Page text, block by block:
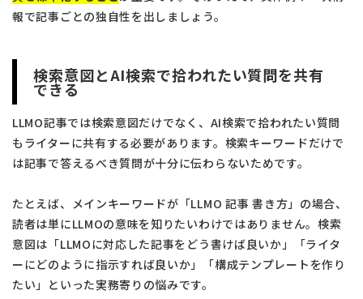
報で記事ごとの独自性を出しましょう。
検索意図とAI検索で拾われたい質問を共有
できる
LLMO記事では検索意図だけでなく、AI検索で拾われたい質問
もライターに共有する必要があります。検索キーワードだけで
は記事で答えるべき質問が十分に伝わらないためです。
たとえば、メインキーワードが「LLMO 記事 書き方」の場合、
読者は単にLLMOの意味を知りたいわけではありません。検索
意図は「LLMOに対応した記事をどう書けば良いか」「ライタ
ーにどのように指示すれば良いか」「構成テンプレートを作り
たい」といった実務寄りの悩みです。